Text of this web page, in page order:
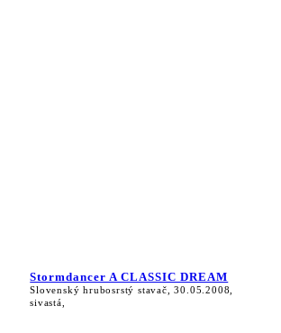
Stormdancer A CLASSIC DREAM
Slovenský hrubosrstý stavač, 30.05.2008,
sivastá,